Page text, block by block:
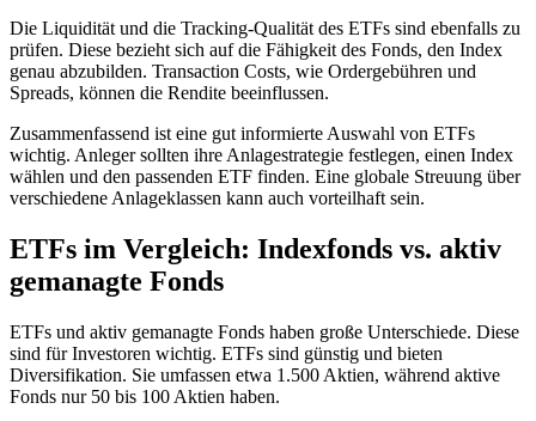
Die Liquidität und die Tracking-Qualität des ETFs sind ebenfalls zu
prüfen. Diese bezieht sich auf die Fähigkeit des Fonds, den Index
genau abzubilden. Transaction Costs, wie Ordergebühren und
Spreads, können die Rendite beeinflussen.
Zusammenfassend ist eine gut informierte Auswahl von ETFs
wichtig. Anleger sollten ihre Anlagestrategie festlegen, einen Index
wählen und den passenden ETF finden. Eine globale Streuung über
verschiedene Anlageklassen kann auch vorteilhaft sein.
ETFs im Vergleich: Indexfonds vs. aktiv
gemanagte Fonds
ETFs und aktiv gemanagte Fonds haben große Unterschiede. Diese
sind für Investoren wichtig. ETFs sind günstig und bieten
Diversifikation. Sie umfassen etwa 1.500 Aktien, während aktive
Fonds nur 50 bis 100 Aktien haben.